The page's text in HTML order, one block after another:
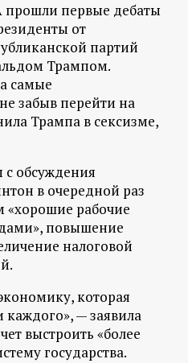
первые дебаты
от
партий
Трампом.
самые
забыв перейти на
Трампа в сексизме,
обсуждения
в очередной раз
рабочие
повышение
налоговой
которая
каждого», — заявила
выстроить «более
государства.